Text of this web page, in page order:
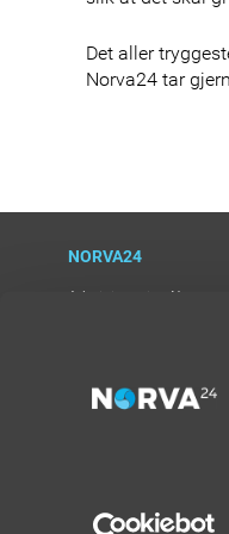
Det aller
Norva24 tar
NORVA24
Administrasjon Norge
Min tank
Copyright Norva 24